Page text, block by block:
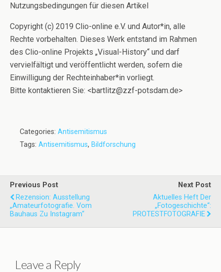
Nutzungsbedingungen für diesen Artikel
Copyright (c) 2019 Clio-online e.V. und Autor*in, alle
Rechte vorbehalten. Dieses Werk entstand im Rahmen
des Clio-online Projekts „Visual-History“ und darf
vervielfältigt und veröffentlicht werden, sofern die
Einwilligung der Rechteinhaber*in vorliegt.
Bitte kontaktieren Sie: <bartlitz@zzf-potsdam.de>
Categories: Antisemitismus
Tags: Antisemitismus, Bildforschung
Previous Post
Rezension: Ausstellung
„Amateurfotografie. Vom
Bauhaus Zu Instagram“
Next Post
Aktuelles Heft Der
„Fotogeschichte“:
PROTESTFOTOGRAFIE
Leave a Reply